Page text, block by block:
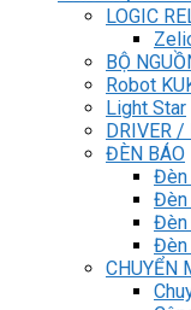
LOGIC
BỘ
Robot
Light Star
DRIVER /
ĐÈN BÁO
Đèn
Đèn
Đèn
Đèn
CHUYỂN